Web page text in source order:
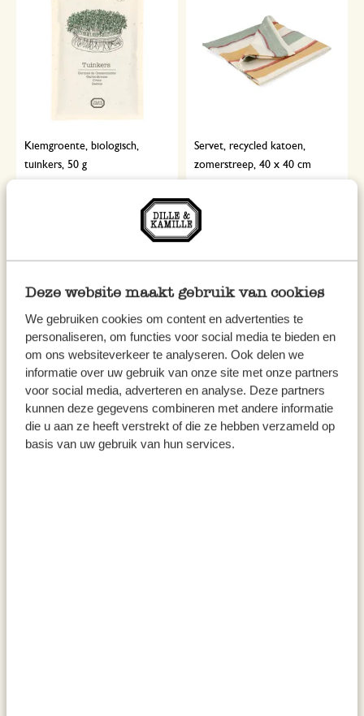
Deze website maakt gebruik van cookies
We gebruiken cookies om content en advertenties te
personaliseren, om functies voor social media te bieden en
om ons websiteverkeer te analyseren. Ook delen we
informatie over uw gebruik van onze site met onze partners
voor social media, adverteren en analyse. Deze partners
kunnen deze gegevens combineren met andere informatie
die u aan ze heeft verstrekt of die ze hebben verzameld op
basis van uw gebruik van hun services.
Kiemgroente, biologisch,
tuinkers, 50 g
Servet, recycled katoen,
zomerstreep, 40 x 40 cm
Bloempotschotel, terracotta,
grijs, ø 25 cm
Waterfles, rvs, 500 ml